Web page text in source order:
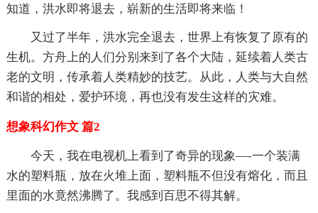
知道，洪水即将退去，崭新的生活即将来临！
又过了半年，洪水完全退去，世界上有恢复了原有的
生机。方舟上的人们分别来到了各个大陆，延续着人类古
老的文明，传承着人类精妙的技艺。从此，人类与大自然
和谐的相处，爱护环境，再也没有发生这样的灾难。
想象科幻作文 篇2
今天，我在电视机上看到了奇异的现象—-一个装满
水的塑料瓶，放在火堆上面，塑料瓶不但没有熔化，而且
里面的水竟然沸腾了。我感到百思不得其解。